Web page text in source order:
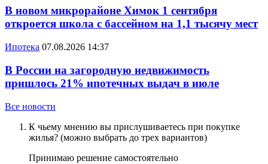
В новом микрорайоне Химок 1 сентября
откроется школа с бассейном на 1,1 тысячу мест
Ипотека 07.08.2026 14:37
В России на загородную недвижимость
пришлось 21% ипотечных выдач в июле
Все новости
К чьему мнению вы прислушиваетесь при покупке
жилья? (можно выбрать до трех вариантов)
Принимаю решение самостоятельно